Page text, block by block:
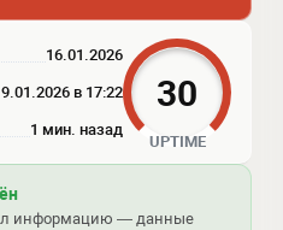
16.01.2026
в 17:22
1 мин. назад
30
UPTIME
информацию — данные